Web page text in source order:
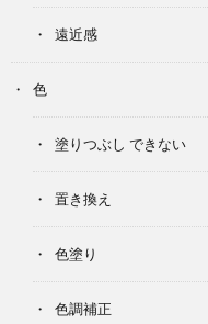
遠近感
色
塗りつぶし できない
置き換え
色塗り
色調補正